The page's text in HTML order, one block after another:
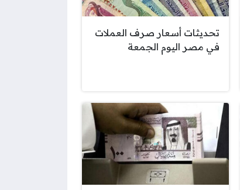
تحديثات أسعار صرف العملات
في مصر اليوم الجمعة